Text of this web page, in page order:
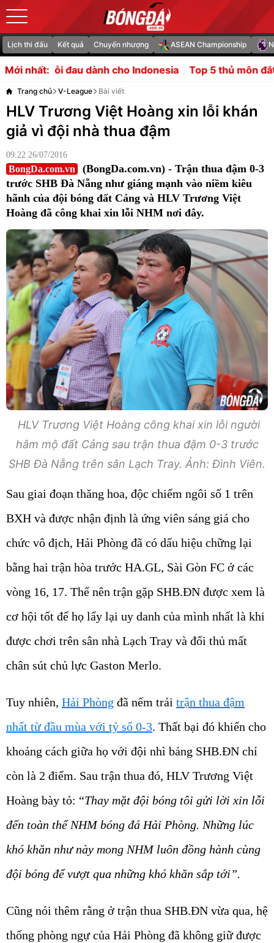
Lịch thi đấu Kết quả Chuyển nhượng ASEAN Championship
Mới nhất:
cho Indonesia Top 5 thủ môn đắt giá nhất lịch sử
Trang chủ V-League Bài viết
HLV Trương Việt Hoàng xin lỗi khán
giả vì đội nhà thua đậm
09:22 26/07/2016
BongDa.com.vn
(BongDa.com.vn) - Trận thua đậm 0-3
trước SHB Đà Nẵng như giáng mạnh vào niềm kiêu
hãnh của đội bóng đất Cảng và HLV Trương Việt
Hoàng đã công khai xin lỗi NHM nơi đây.
HLV Trương Việt Hoàng công khai xin lỗi người
hâm mộ đất Cảng sau trận thua đậm 0-3 trước
SHB Đà Nẵng trên sân Lạch Tray. Ảnh: Đình Viên.
Sau giai đoạn thăng hoa, độc chiếm ngôi số 1 trên
BXH và được nhận định là ứng viên sáng giá cho
chức vô địch, Hải Phòng đã có dấu hiệu chững lại
bằng hai trận hòa trước HA.GL, Sài Gòn FC ở các
vòng 16, 17. Thế nên trận gặp SHB.ĐN được xem là
cơ hội tốt để họ lấy lại uy danh của mình nhất là khi
được chơi trên sân nhà Lạch Tray và đối thủ mất
chân sút chủ lực Gaston Merlo.
Tuy nhiên, Hải Phòng đã nếm trải trận thua đậm
nhất từ đầu mùa với tỷ số 0-3. Thất bại đó khiến cho
khoảng cách giữa họ với đội nhì bảng SHB.ĐN chỉ
còn là 2 điểm. Sau trận thua đó, HLV Trương Việt
Hoàng bày tỏ: “Thay mặt đội bóng tôi gửi lời xin lỗi
đến toàn thể NHM bóng đá Hải Phòng. Những lúc
khó khăn như này mong NHM luôn đồng hành cùng
đội bóng để vượt qua những khó khăn sắp tới”.
Cũng nói thêm rằng ở trận thua SHB.ĐN vừa qua, hệ
thống phòng ngự của Hải Phòng đã không giữ được